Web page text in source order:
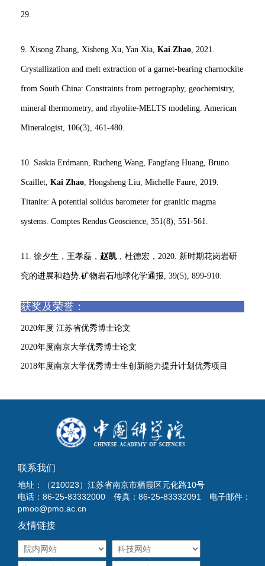
29.
9. Xisong Zhang, Xisheng Xu, Yan Xia, Kai Zhao, 2021.
Crystallization and melt extraction of a garnet-bearing charnockite
from South China: Constraints from petrography, geochemistry,
mineral thermometry, and rhyolite-MELTS modeling. American
Mineralogist, 106(3), 461-480.
10. Saskia Erdmann, Rucheng Wang, Fangfang Huang, Bruno
Scaillet, Kai Zhao, Hongsheng Liu, Michelle Faure, 2019.
Titanite: A potential solidus barometer for granitic magma
systems. Comptes Rendus Geoscience, 351(8), 551-561.
11. 徐夕生，王孝磊， 赵凯 ，杜德宏，2020. 新时期花岗岩研
究的进展和趋势.矿物岩石地球化学通报, 39(5), 899-910.
获奖及荣誉：
2020年度 江苏省优秀博士论文
2020年度南京大学优秀博士论文
2018年度南京大学优秀博士生创新能力提升计划优秀项目
联系我们
地址：（210023）江苏省南京市栖霞区元化路10号
电话：86-25-83332000 传真：86-25-83332091 电子邮件：
pmoo@pmo.ac.cn
友情链接